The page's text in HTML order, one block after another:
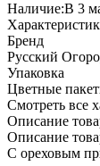
Наличие:В 3
Бренд
Русский
Упаковка
Цветные
Cмотреть все
Описание
Описание
С ореховым